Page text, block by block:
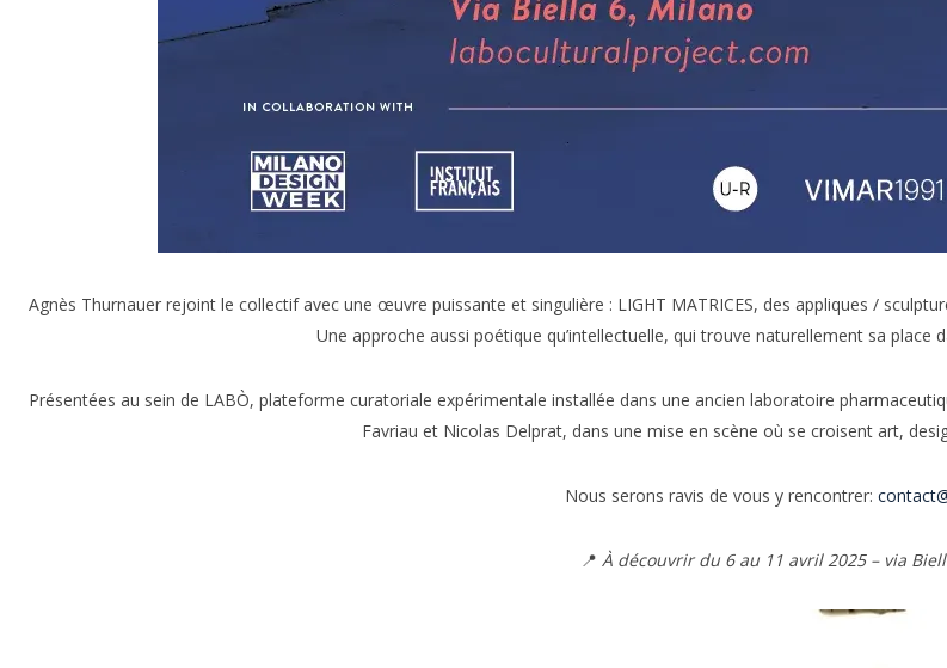
Agnès Thurnauer rejoint le collectif avec une œuvre puissante et singulière : LIGHT MATRICES, des appliques /
Une approche aussi poétique qu’intellectuelle, qui trouve naturellement sa place
Présentées au sein de LABÒ, plateforme curatoriale expérimentale installée dans une ancien laboratoire
Favriau et Nicolas Delprat, dans une mise en scène où se croisent art,
Nous serons ravis de vous y rencontrer:
📍 À découvrir du 6 au 11 avril 2025 – via